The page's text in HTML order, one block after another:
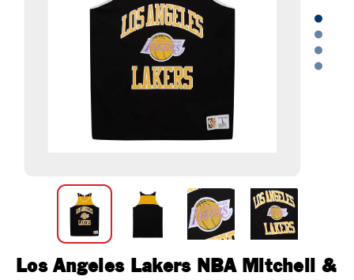
Los Angeles Lakers NBA Mitchell &